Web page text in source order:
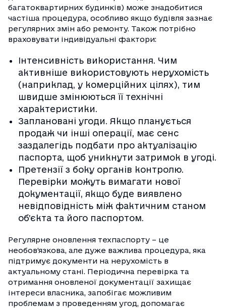
багатоквартирних будинків) може знадобитися
частіша процедура, особливо якщо будівля зазнає
регулярних змін або ремонту. Також потрібно
враховувати індивідуальні фактори:
Інтенсивність використання. Чим
активніше використовують нерухомість
(наприклад, у комерційних цілях), тим
швидше змінюються її технічні
характеристики.
Заплановані угоди. Якщо планується
продаж чи інші операції, має сенс
заздалегідь подбати про актуалізацію
паспорта, щоб уникнути затримок в угоді.
Претензії з боку органів контролю.
Перевірки можуть вимагати нової
документації, якщо буде виявлено
невідповідність між фактичним станом
об’єкта та його паспортом.
Регулярне оновлення техпаспорту – це
необов’язкова, але дуже важлива процедура, яка
підтримує документи на нерухомість в
актуальному стані. Періодична перевірка та
отримання оновленої документації захищає
інтереси власника, запобігає можливим
проблемам з проведенням угод, допомагає